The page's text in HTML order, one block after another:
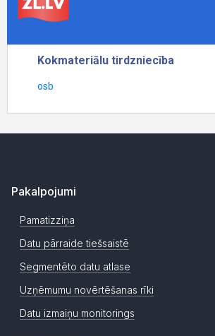
Pakalpojumi
Pamatizziņa
Datu pārraide tiešsaistē
Segmentēto datu atlase
Uzņēmumu novērtēšanas rīki
Datu izmaiņu monitorings